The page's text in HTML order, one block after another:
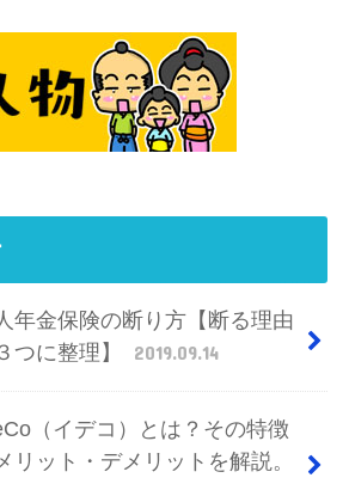
年金保険の断り方【断る理由
つに整理】
2019.09.14
（イデコ）とは？その特徴
リット・デメリットを解説。